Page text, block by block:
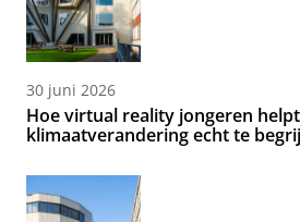
30 juni 2026
Hoe virtual reality jongeren
klimaatverandering echt te